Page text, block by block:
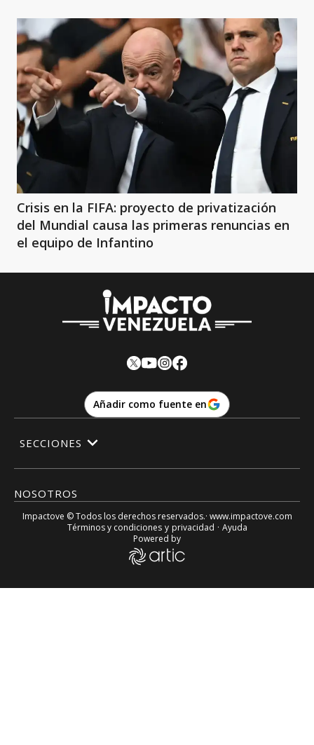
Crisis en la FIFA: proyecto de privatización
del Mundial causa las primeras renuncias en
el equipo de Infantino
Añadir como fuente en
NOSOTROS
SECCIONES
Impactove © Todos los derechos reservados.· www.impactove.com
Términos y condiciones y privacidad · Ayuda
Powered by